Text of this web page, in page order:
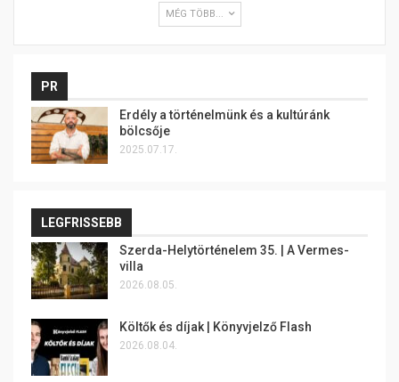
MÉG TÖBB...
PR
Erdély a történelmünk és a kultúránk
bölcsője
2025.07.17.
LEGFRISSEBB
Szerda-Helytörténelem 35. | A Vermes-
villa
2026.08.05.
Költők és díjak | Könyvjelző Flash
2026.08.04.